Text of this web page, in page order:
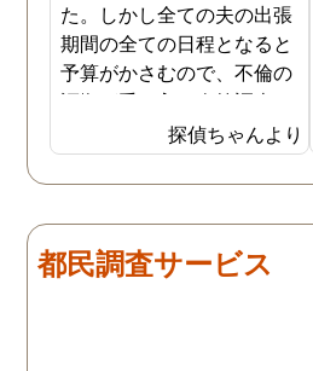
た。しかし全ての夫の出張
期間の全ての日程となると
予算がかさむので、不倫の
証拠が手に入り次第調査を
打ち切ってもらう契約にし
ました。調査初日、その日
は夫は本当に仕事をしてい
目、夫は仕事を休みにして
おり、出張先で女性と1日
探偵ちゃんより
都民調査サービス